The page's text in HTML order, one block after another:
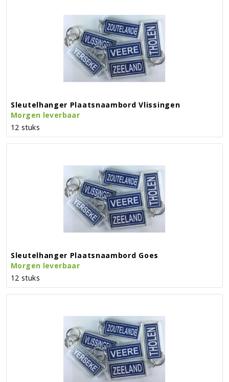
Sleutelhanger Plaatsnaambord Vlissingen
Morgen leverbaar
12 stuks
Sleutelhanger Plaatsnaambord Goes
Morgen leverbaar
12 stuks